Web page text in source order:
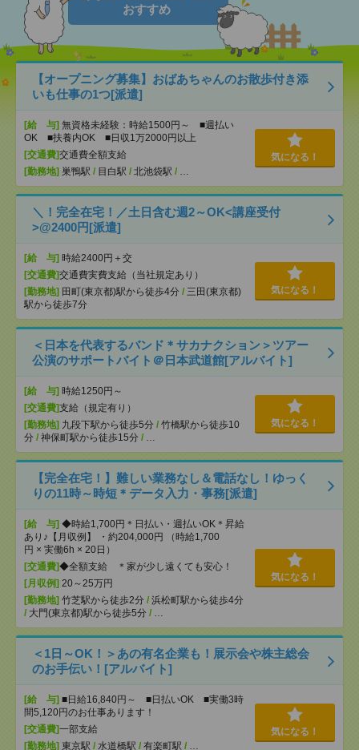
おすすめ
【オープニング募集】おばあちゃんのお散歩付き添
いも仕事の1つ[派遣]
[給 与] 無資格未経験：時給1500円～ ■週払い
OK ■扶養内OK ■日収1万2000円以上
[交通費]交通費全額支給
[勤務地] 巣鴨駅 / 目白駅 / 北池袋駅 / …
気になる！
＼！完全在宅！／土日含む週2～OK<講座受付
>@2400円[派遣]
[給 与] 時給2400円＋交
[交通費]交通費実費支給（当社規定あり）
[勤務地] 田町(東京都)駅から徒歩4分 / 三田(東京都)
駅から徒歩7分
気になる！
＜日本を代表するバンド＊サカナクション＞ツアー
公演のサポートバイト＠日本武道館[アルバイト]
[給 与] 時給1250円～
[交通費]支給（規定有り）
[勤務地] 九段下駅から徒歩5分 / 竹橋駅から徒歩10
分 / 神保町駅から徒歩15分 / …
気になる！
【完全在宅！】難しい業務なし＆電話なし！ゆっく
りの11時～時短＊データ入力・事務[派遣]
[給 与] ◆時給1,700円＊日払い・週払いOK＊昇給
あり♪【月収例】 ・約204,000円 （時給1,700
円 × 実働6h × 20日）
[交通費]◆全額支給 ＊家が少し遠くても安心！
[月収例] 20～25万円
[勤務地] 竹芝駅から徒歩2分 / 浜松町駅から徒歩4分
/ 大門(東京都)駅から徒歩5分 / …
気になる！
＜1日～OK！＞あの有名企業も！展示会や株主総会
のお手伝い！[アルバイト]
[給 与] ■日給16,840円～ ■日払いOK ■実働3時
間5,120円のお仕事あります！
[交通費]一部支給
[勤務地] 東京駅 / 水道橋駅 / 有楽町駅 / …
気になる！